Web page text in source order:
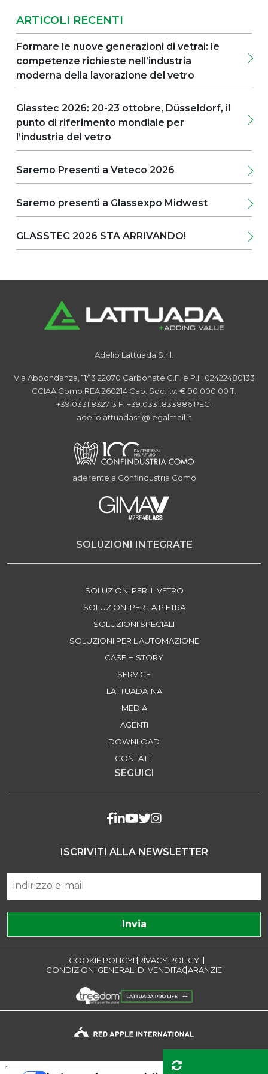
al mondo della
L’evento offre una
ed esperti del
contempo le ultime
del mercato. Il nostro
tutto l’evento per
che continuano a
partner di fiducia per i
tutto il mondo. Non
Columbus
Glass, composta da
Lattuada integrata con
KUKA. Una delle nostre
automazione
l'affidabilità del
Nelle prossime
nessun aggiornamento
2026.Non vediamo
nostre macchine
ARTICOLI RECENTI
Formare le nuove generazioni di vetrai: le
competenze richieste nell’industria
moderna della lavorazione del vetro
Glasstec 2026: 20-23 ottobre, Düsseldorf, il
punto di riferimento mondiale per
l’industria del vetro
Saremo Presenti a Veteco 2026
Saremo presenti a Glassexpo Midwest
GLASSTEC 2026 STA ARRIVANDO!
Adelio Lattuada S.r.l.
Via Abbondanza, 11/13 22070 Carbonate C.F. e P.I.: 02422480133
CCIAA Como REA 260214 Cap. Soc. i.v. € 90.000,00 T.
+39.0331.832713 F. +39.0331.833886 PEC:
adeliolattuadasrl@legalmail.it
aderente a Confindustria Como
SOLUZIONI INTEGRATE
SOLUZIONI PER IL VETRO
SOLUZIONI PER LA PIETRA
SOLUZIONI SPECIALI
SOLUZIONI PER L’AUTOMAZIONE
CASE HISTORY
SERVICE
LATTUADA-NA
MEDIA
AGENTI
DOWNLOAD
CONTATTI
SEGUICI
ISCRIVITI ALLA NEWSLETTER
COOKIE POLICYPRIVACY POLICY
CONDIZIONI GENERALI DI VENDITAGARANZIE